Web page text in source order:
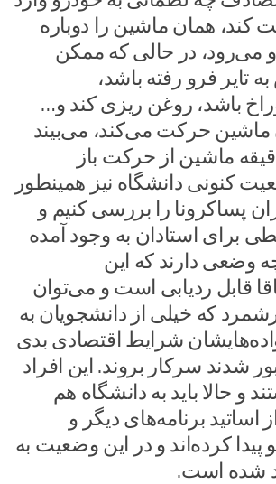
کند، همان ماشین را دوباره
می‌رود، در حالی که ممکن
تایر فرو رفته باشد،
باشد، روغن ریزی کند و…
ماشین حرکت می‌کند، می‌بیند
ماشین از حرکت باز
کنونی دانشگاه نیز همینطور
پساکرونا را بررسی کنیم و
برای استادان به وجود آمده
وضعی دارند که این
قابل ردیابی است و می‌توان
که خیلی از دانشجویان به
شرایط اقتصادی بدی
شدند سرکار بروند. این افراد
و حالا باید به دانشگاه هم
اساتید برنامه‌های دیگر و
پیدا کرده‌اند و در این وضعیت به
شده است.